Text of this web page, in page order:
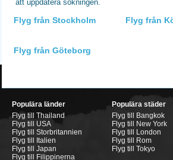
att uppdatera sökningen.
Flyg från Stockholm Flyg från
Flyg från Göteborg
Populära länder
Flyg till Thailand
Flyg till USA
Flyg till Storbritannien
Flyg till Italien
Flyg till Japan
Flyg till Filippinerna
Populära städer
Flyg till Bangkok
Flyg till New York
Flyg till London
Flyg till Rom
Flyg till Tokyo